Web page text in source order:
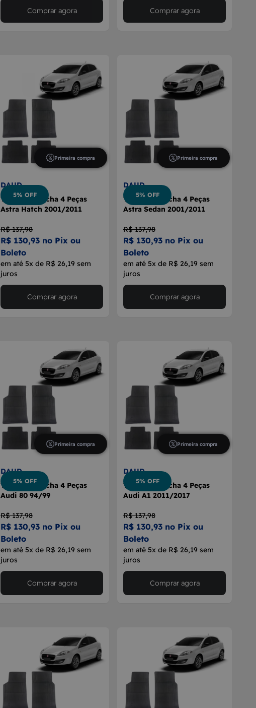
Comprar agora Comprar agora
Primeira compra
DAUD
Tapete Borracha 4 Peças
Astra Hatch 2001/2011
R$ 137,98
R$ 130,93 no Pix ou
Boleto
em até 5x de R$ 26,19 sem
juros
5% OFF
Comprar agora
Primeira compra
DAUD
Tapete Borracha 4 Peças
Astra Sedan 2001/2011
R$ 137,98
R$ 130,93 no Pix ou
Boleto
em até 5x de R$ 26,19 sem
juros
5% OFF
Comprar agora
Primeira compra
DAUD
Tapete Borracha 4 Peças
Audi 80 94/99
R$ 137,98
R$ 130,93 no Pix ou
Boleto
em até 5x de R$ 26,19 sem
juros
5% OFF
Comprar agora
Primeira compra
DAUD
Tapete Borracha 4 Peças
Audi A1 2011/2017
R$ 137,98
R$ 130,93 no Pix ou
Boleto
em até 5x de R$ 26,19 sem
juros
5% OFF
Comprar agora